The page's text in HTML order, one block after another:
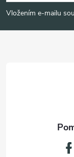
pVložením e-mailu